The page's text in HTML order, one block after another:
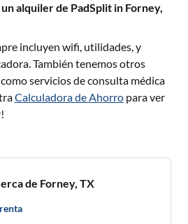
alquiler de PadSplit in Forney,
incluyen wifi, utilidades, y
También tenemos otros
servicios de consulta médica
Calculadora de Ahorro para ver
de Forney, TX